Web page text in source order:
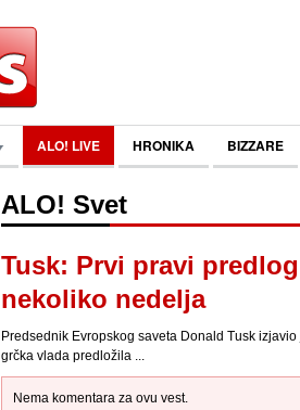
ALO! LIVE HRONIKA BIZZARE
ALO! Svet
Tusk: Prvi pravi
nekoliko nedelja
Predsednik Evropskog saveta Donald Tusk
grčka vlada predložila ...
Nema komentara za ovu vest.